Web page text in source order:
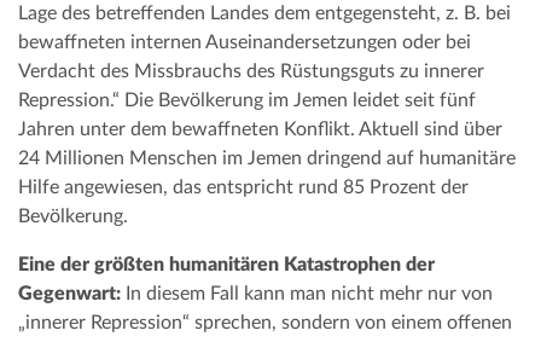
Lage des betreffenden Landes dem entgegensteht, z. B. bei
bewaffneten internen Auseinandersetzungen oder bei
Verdacht des Missbrauchs des Rüstungsguts zu innerer
Repression.“ Die Bevölkerung im Jemen leidet seit fünf
Jahren unter dem bewaffneten Konflikt. Aktuell sind über
24 Millionen Menschen im Jemen dringend auf humanitäre
Hilfe angewiesen, das entspricht rund 85 Prozent der
Bevölkerung.
Eine der größten humanitären Katastrophen der
Gegenwart: In diesem Fall kann man nicht mehr nur von
„innerer Repression“ sprechen, sondern von einem offenen